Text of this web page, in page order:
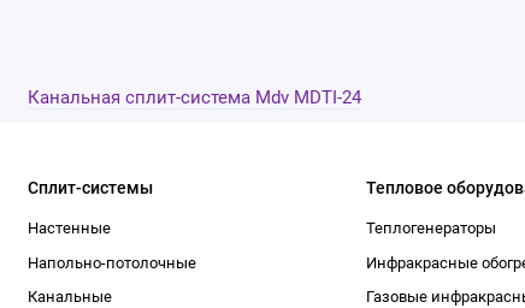
Канальная сплит-система Mdv MDTI-24
Сплит-системы
Настенные
Напольно-потолочные
Канальные
Тепловое
Теплогенераторы
Инфракрасные
Газовые